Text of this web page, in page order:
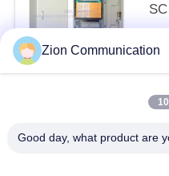
Zion Communication
Good day, what product are